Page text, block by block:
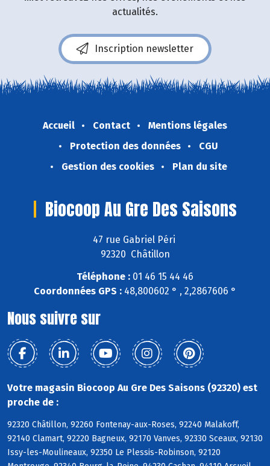
actualités.
Inscription newsletter
Accueil Contact
Mentions légales
Protection des données
CGU
Gestion des cookies
Plan du site
Biocoop Au Gre Des Saisons
47 rue Gabriel Péri
92320 Châtillon
Téléphone : 01 46 15 44 46
Coordonnées GPS : 48,800602 ° , 2,2867606 °
Nous suivre sur
Votre magasin Biocoop Au Gre Des Saisons (92320) est
proche de :
92320 Châtillon, 92260 Fontenay-aux-Roses, 92240 Malakoff,
92140 Clamart, 92220 Bagneux, 92170 Vanves, 92330 Sceaux, 92130
Issy-les-Moulineaux, 92350 Le Plessis-Robinson, 92120